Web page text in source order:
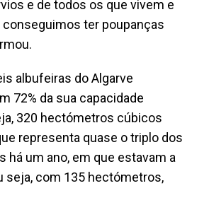
e de todos os que vivem e
conseguimos ter poupanças
albufeiras do Algarve
72% da sua capacidade
320 hectómetros cúbicos
representa quase o triplo dos
há um ano, em que estavam a
seja, com 135 hectómetros,